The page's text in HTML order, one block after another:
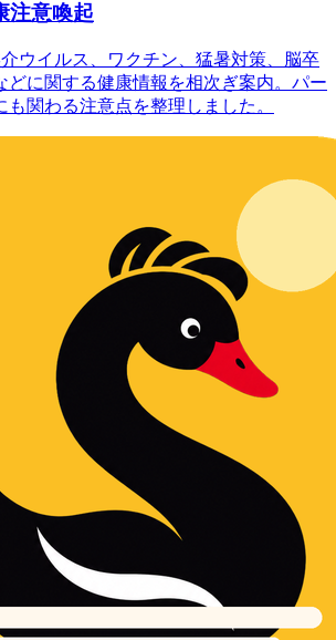
注意喚起
ウイルス、ワクチン、猛暑対策、脳卒
どに関する健康情報を相次ぎ案内。パー
も関わる注意点を整理しました。